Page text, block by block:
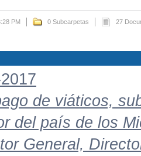
PM 0 Subcarpetas 27
de viáticos,
del país de los
General,